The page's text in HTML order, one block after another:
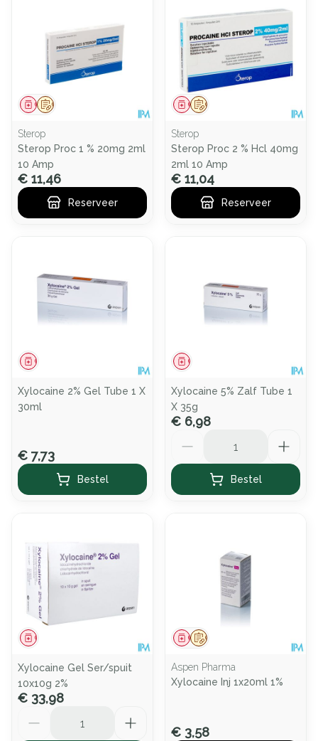
Op voorschrift
Geneesmiddel
Sterop
Sterop Proc 1 % 20mg 2ml
10 Amp
€ 11,46
Reserveer
Op voorschrift
Geneesmiddel
Sterop
Sterop Proc 2 % Hcl 40mg
2ml 10 Amp
€ 11,04
Reserveer
Geneesmiddel
Xylocaine 2% Gel Tube 1 X
30ml
€ 7,73
Bestel
Geneesmiddel
Xylocaine 5% Zalf Tube 1
X 35g
€ 6,98
Bestel
Geneesmiddel
Xylocaine Gel Ser/spuit
10x10g 2%
€ 33,98
Op voorschrift
Geneesmiddel
Aspen Pharma
Xylocaine Inj 1x20ml 1%
€ 3,58